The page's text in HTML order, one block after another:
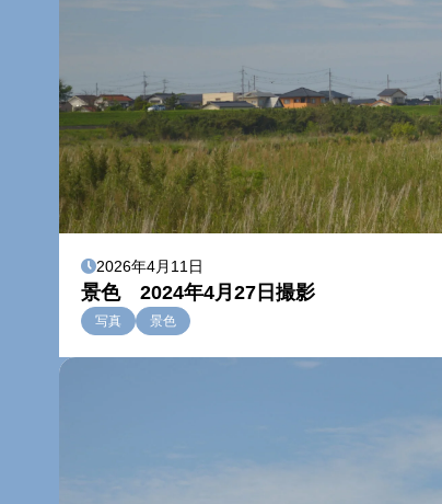
2026年4月11日
景色 2024年4月27日撮影
写真 景色